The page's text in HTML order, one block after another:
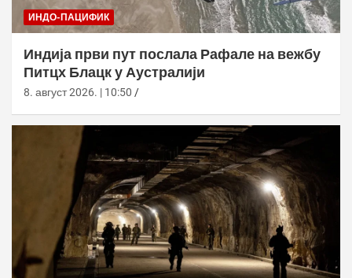
ИНДО-ПАЦИФИК
Индија први пут послала Рафале на вежбу
Питцх Блацк у Аустралији
8. август 2026. | 10:50